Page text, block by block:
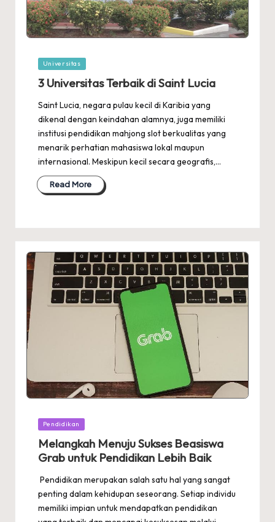
Posted
Universitas
3 Universitas Terbaik di Saint Lucia
Saint Lucia, negara pulau kecil di Karibia yang
dikenal dengan keindahan alamnya, juga memiliki
institusi pendidikan mahjong slot berkualitas yang
menarik perhatian mahasiswa lokal maupun
internasional. Meskipun kecil secara geografis,…
Read More
Posted
Pendidikan
Melangkah Menuju Sukses Beasiswa
Grab untuk Pendidikan Lebih Baik
Pendidikan merupakan salah satu hal yang sangat
penting dalam kehidupan seseorang. Setiap individu
memiliki impian untuk mendapatkan pendidikan